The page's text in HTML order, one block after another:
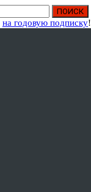
на годовую подписку!